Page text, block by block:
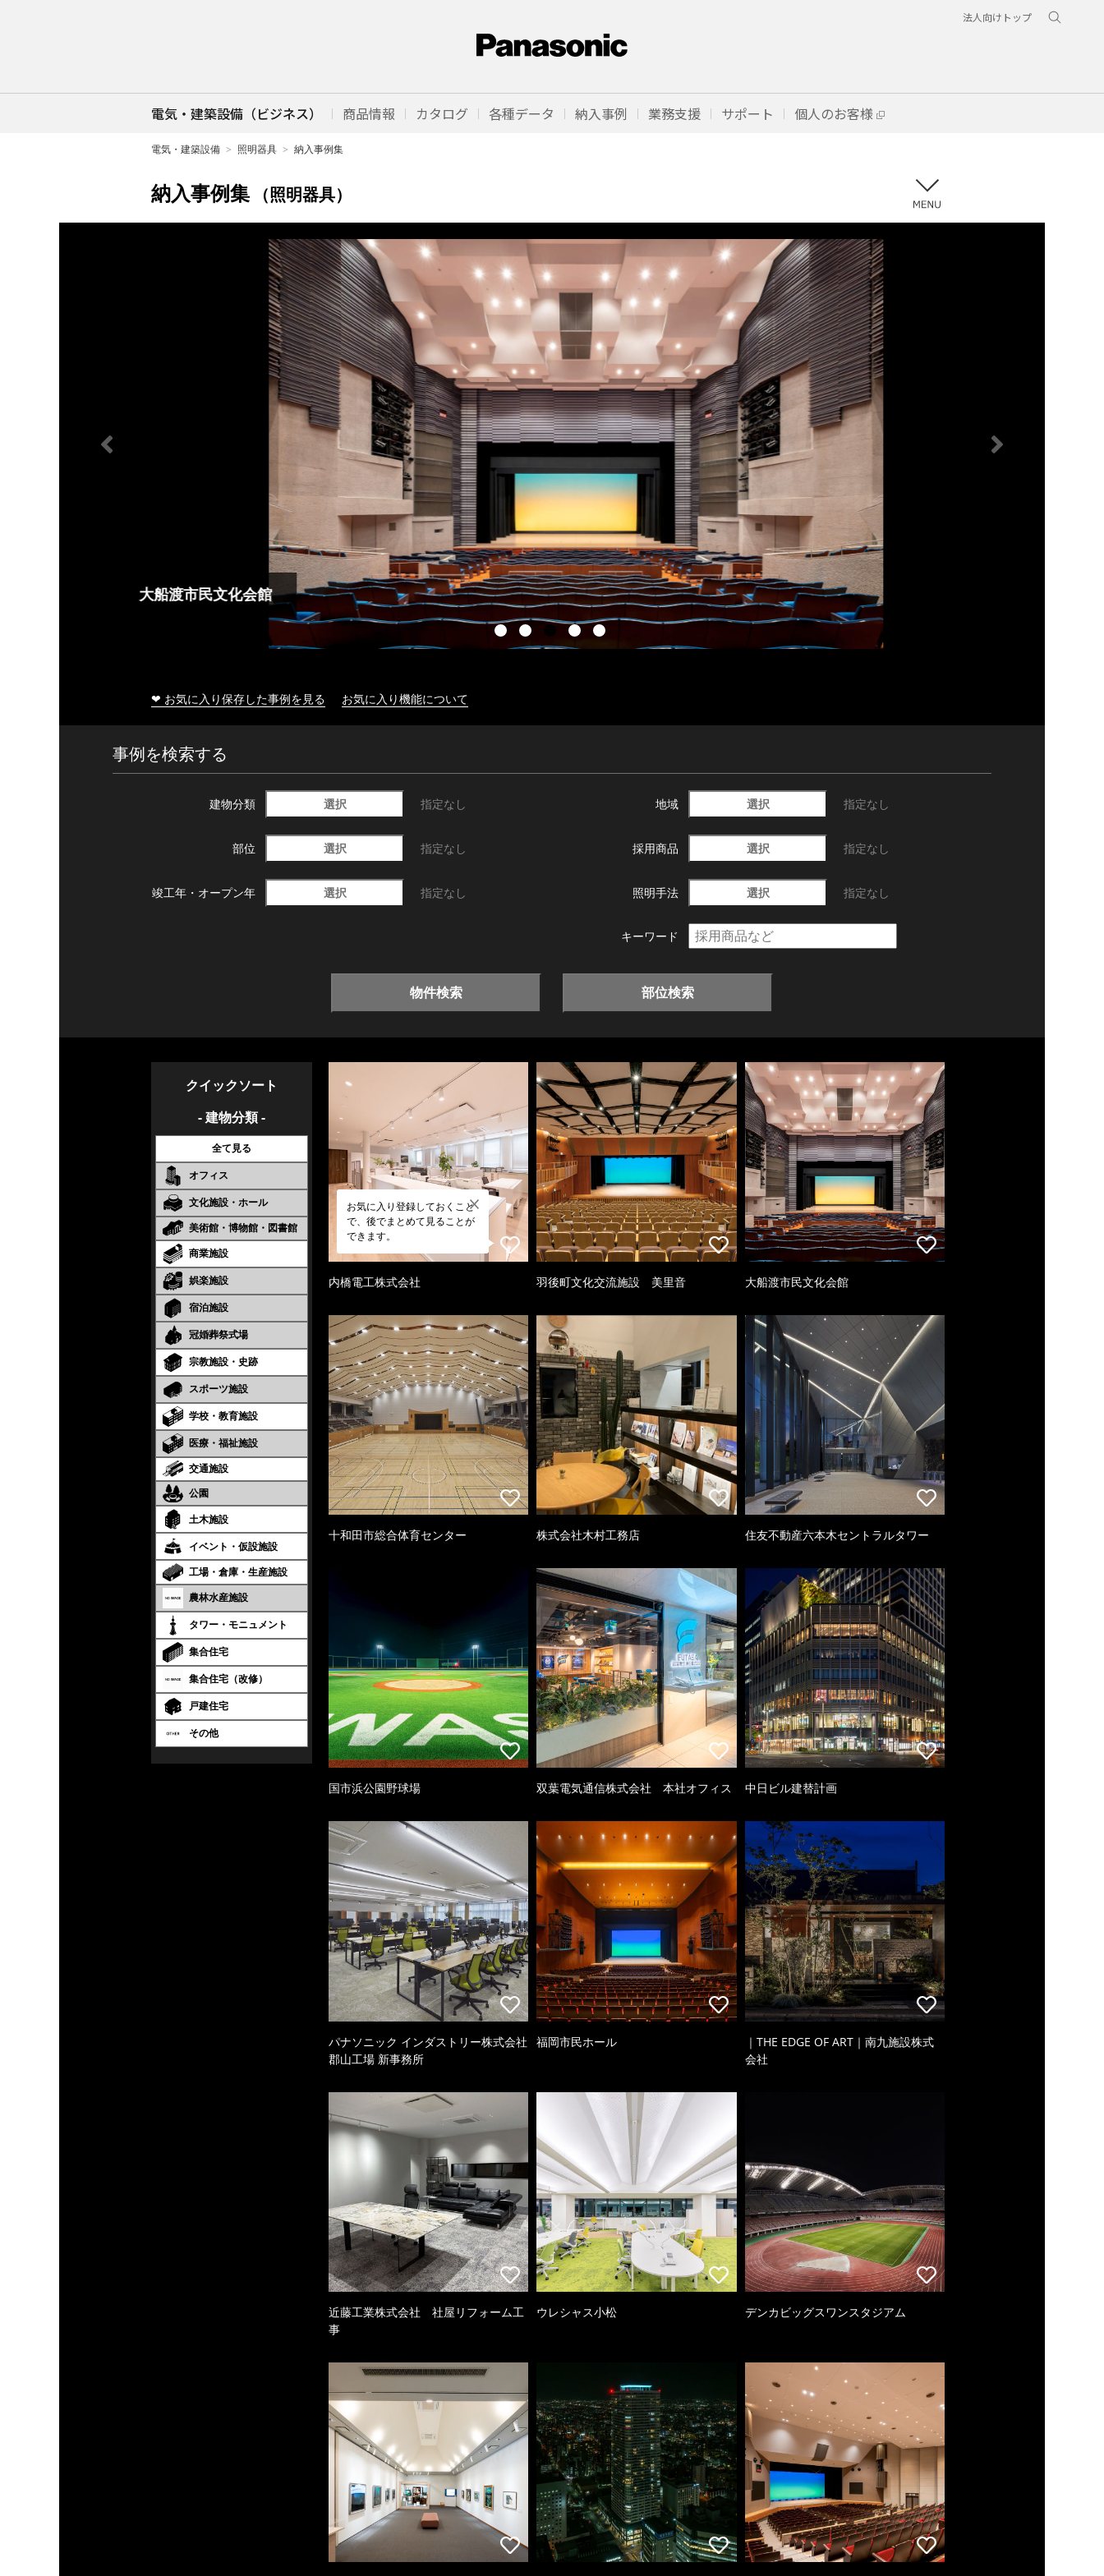
法人向けトップ
電気・建築設備（ビジネス） 商品情報 カタログ 各種データ 納入事例 業務支援 サポート 個人のお客様
電気・建築設備 照明器具 納入事例集
納入事例集 （照明器具）
大船渡市民文化会館
❤ お気に入り保存した事例を見る お気に入り機能について
事例を検索する
建物分類 選択 指定なし 地域 選択 指定なし
部位 選択 指定なし 採用商品 選択 指定なし
竣工年・ オープン年 選択 指定なし 照明手法 選択 指定なし
キーワード
物件検索 部位検索
クイックソート
- 建物分類 -
全て見る
オフィス
文化施設・ホール
美術館・博物館・図書館
商業施設
娯楽施設
宿泊施設
冠婚葬祭式場
宗教施設・史跡
スポーツ施設
学校・教育施設
医療・福祉施設
交通施設
公園
土木施設
イベント・仮設施設
工場・倉庫・生産施設
農林水産施設
タワー・モニュメント
集合住宅
集合住宅（改修）
戸建住宅
その他
お気に入り登録しておくこと
で、後でまとめて見ることが
できます。
内橋電工株式会社 羽後町文化交流施設 美里音 大船渡市民文化会館
十和田市総合体育センター 株式会社木村工務店 住友不動産六本木セントラルタワー
国市浜公園野球場 双葉電気通信株式会社 本社オフィス 中日ビル建替計画
パナソニック インダストリー株式会社
郡山工場 新事務所
福岡市民ホール
｜THE EDGE OF ART｜南九施設株式
会社
近藤工業株式会社 社屋リフォーム工
事
ウレシャス小松 デンカビッグスワンスタジアム